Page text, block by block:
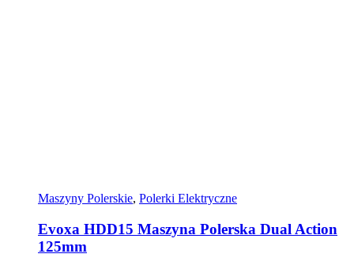
Maszyny Polerskie, Polerki Elektryczne
Evoxa HDD15 Maszyna Polerska Dual Action
125mm